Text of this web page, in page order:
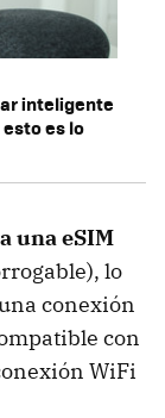
inteligente
es lo
una eSIM
lo
conexión
con
WiFi